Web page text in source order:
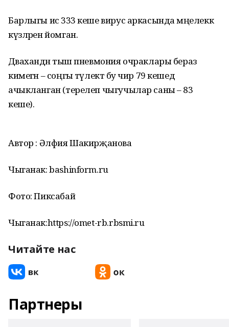
Барлыгы исә 333 кеше вирус аркасында мәңелеккә
күзләрен йомган.
Дәваханәдән тыш пневмония очраклары бераз
кимегән – соңгы тәүлектә бу чир 79 кешедә
ачыкланган (терелеп чыгучылар саны – 83
кеше).
Автор : Әлфия Шакирҗанова
Чыганак: bashinform.ru
Фото: Пиксабай
Чыганак:https://omet-rb.rbsmi.ru
Читайте нас
Партнеры